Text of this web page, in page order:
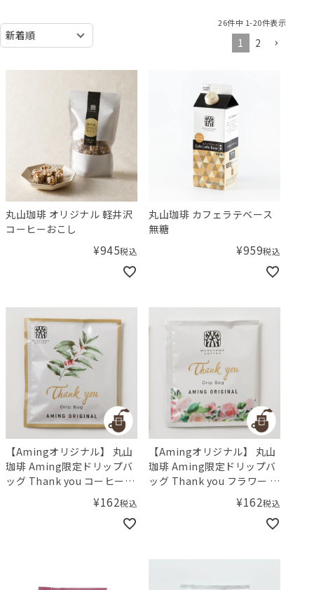
26件中 1-20件表示
1 2
丸山珈琲 オリジナル 軽井沢
コーヒーおこし
¥945税込
丸山珈琲 カフェラテベース
無糖
¥959税込
【Amingオリジナル】 丸山
珈琲 Aming限定ドリップバ
ッグ Thank you コーヒーの
実 ブラジルビーベリー
¥162税込
【Amingオリジナル】 丸山
珈琲 Aming限定ドリップバ
ッグ Thank you フラワー モ
¥162税込